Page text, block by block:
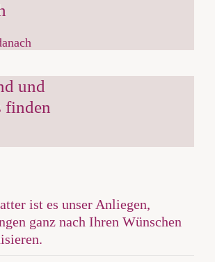
und
finden
ist es unser Anliegen,
ganz nach Ihren Wünschen